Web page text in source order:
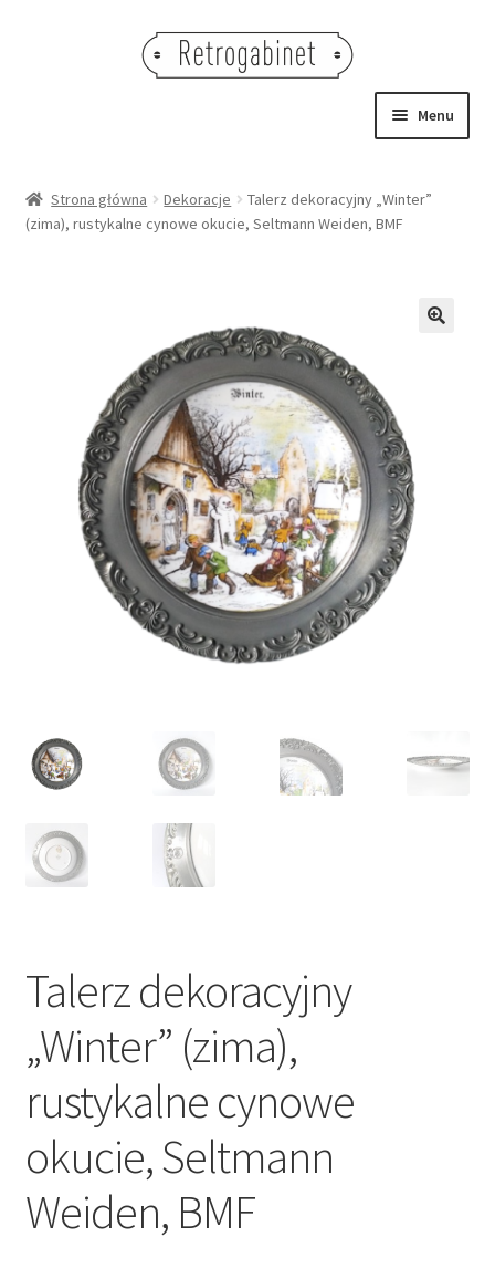
Menu
OBRAZY
OŚWIETLENIE
Strona główna Dekoracje
Talerz dekoracyjny „Winter”
(zima), rustykalne cynowe okucie, Seltmann Weiden, BMF
Talerz dekoracyjny
„Winter” (zima),
rustykalne cynowe
okucie, Seltmann
Weiden, BMF